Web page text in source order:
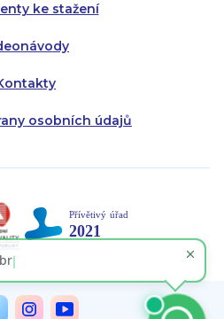
ke stažení
osobních údajů